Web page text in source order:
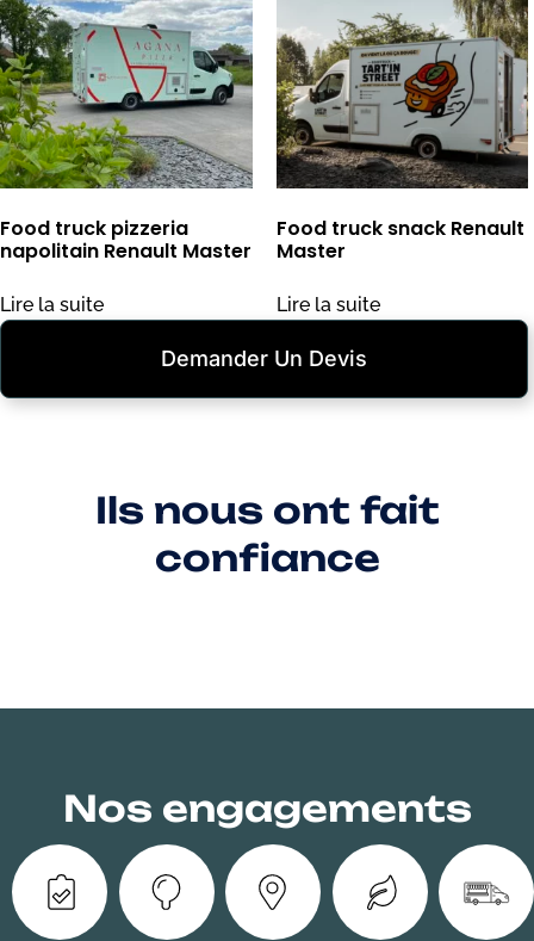
Food truck pizzeria
napolitain Renault Master
Lire la suite
Food truck snack Renault
Master
Lire la suite
Demander Un Devis
Ils nous ont fait
confiance
Nos engagements